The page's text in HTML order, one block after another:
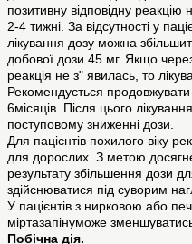
позитивну відповідну реакцію
2-4 тижні. За відсутності у
лікування дозу можна
добової дози 45 мг. Якщо
реакція не з" явилась, то
Рекомендується
6місяців. Після цього
поступовому зниженні дози.
Для пацієнтів похилого віку
для дорослих. З метою
результату збільшення дози
здійснюватися під суворим
У пацієнтів з нирковою або
міртазапінуможе
Побічна дія.